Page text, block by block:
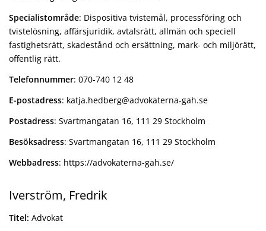
Specialistområde: Dispositiva tvistemål, processföring och
tvistelösning, affärsjuridik, avtalsrätt, allmän och speciell
fastighetsrätt, skadestånd och ersättning, mark- och miljörätt,
offentlig rätt.
Telefonnummer: 070-740 12 48
E-postadress: katja.hedberg@advokaterna-gah.se
Postadress: Svartmangatan 16, 111 29 Stockholm
Besöksadress: Svartmangatan 16, 111 29 Stockholm
Webbadress: https://advokaterna-gah.se/
Iverström, Fredrik
Titel: Advokat